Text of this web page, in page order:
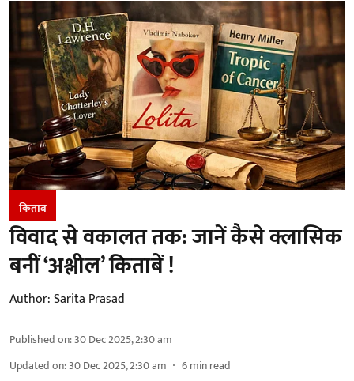
किताब
विवाद से वकालत तक: जानें कैसे क्लासिक
बनीं ‘अश्लील’ किताबें !
Author:Sarita Prasad
Published on:30 Dec 2025, 2:30 am
Updated on:30 Dec 2025, 2:30 am 6min read